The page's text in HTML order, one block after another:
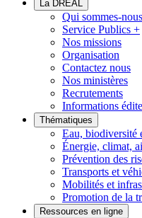
La DREAL
Qui sommes-
Service Publics +
Nos missions
Organisation
Contactez nous
Nos ministères
Recrutements
Informations
Thématiques
Eau, biodiversité
Énergie, climat,
Prévention des
Transports et
Mobilités et
Promotion de la
Ressources en ligne